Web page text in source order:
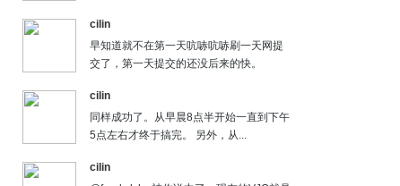
cilin
早知道就不在第一天吭哧吭哧刷一天网提
交了，第一天提交的还没后来的快。
cilin
同样成功了。从早晨8点半开始一直到下午
5点左右才终于搞完。 另外，从...
cilin